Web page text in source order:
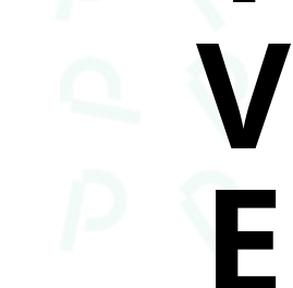
V
E